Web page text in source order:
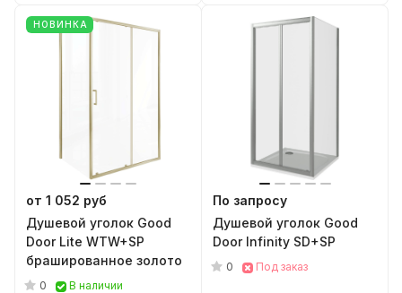
НОВИНКА
от 1 052 руб
Душевой уголок Good
Door Lite WTW+SP
брашированное золото
0 В наличии
По запросу
Душевой уголок Good
Door Infinity SD+SP
0 Под заказ